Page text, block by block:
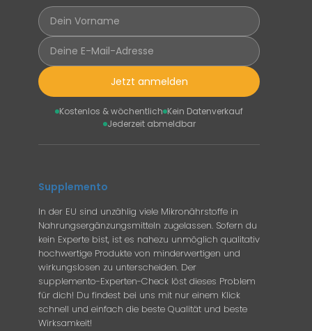
Jetzt anmelden
Kostenlos & wöchentlich Kein Datenverkauf
Jederzeit abmeldbar
Supplemento
In der EU sind unzählig viele Mikronährstoffe in
Nahrungsergänzungsmitteln zugelassen. Sofern du
kein Experte bist, ist es nahezu unmöglich qualitativ
hochwertige Produkte von minderwertigen und
wirkungslosen zu unterscheiden. Der
supplemento-Experten-Check löst dieses Problem
für dich! Du findest bei uns mit nur einem Klick
schnell und einfach die beste Qualität und beste
Wirksamkeit!